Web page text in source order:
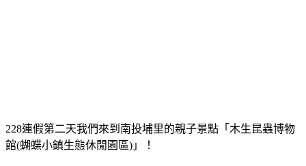
228連假第二天我們來到南投埔里的親子景點「木生昆蟲博物
館(蝴蝶小鎮生態休閒園區)」！